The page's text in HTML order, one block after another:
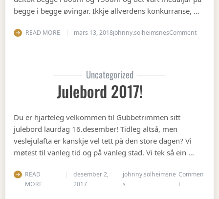
begge i begge øvingar. Ikkje allverdens konkurranse, …
READ MORE mars 13, 2018johnny.solheimsnesCommenton
Uncategorized
Julebord 2017!
Du er hjarteleg velkommen til Gubbetrimmen sitt
julebord laurdag 16.desember! Tidleg altså, men
veslejulafta er kanskje vel tett på den store dagen? Vi
møtest til vanleg tid og på vanleg stad. Vi tek så ein …
READ
MORE
desember 2,
2017
johnny.solheimsne
s
Commen
ton Julebord